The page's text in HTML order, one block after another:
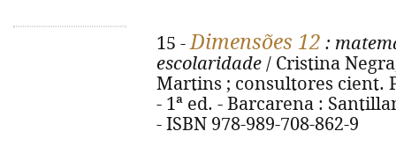
15 -Dimensões 12 :
escolaridade / Cristina
Martins ; consultores cient.
- 1ª ed. - Barcarena :
- ISBN 978-989-708-862-9